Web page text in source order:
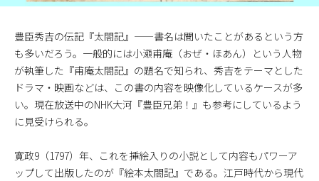
豊臣秀吉の伝記『太閤記』——書名は聞いたことがあるという方
も多いだろう。一般的には小瀬甫庵（おぜ・ほあん）という人物
が執筆した『甫庵太閤記』の題名で知られ、秀吉をテーマとした
ドラマ・映画などは、この書の内容を映像化しているケースが多
い。現在放送中のNHK大河『豊臣兄弟！』も参考にしているよう
に見受けられる。
寛政9（1797）年、これを挿絵入りの小説として内容もパワーア
ップして出版したのが『絵本太閤記』である。江戸時代から現代